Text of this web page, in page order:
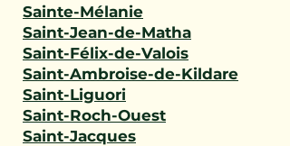
Sainte-Mélanie
Saint-Jean-de-Matha
Saint-Félix-de-Valois
Saint-Ambroise-de-Kildare
Saint-Liguori
Saint-Roch-Ouest
Saint-Jacques